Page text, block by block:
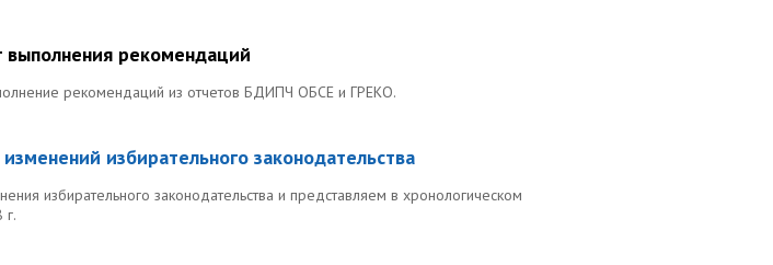
выполнения рекомендаций
рекомендаций из отчетов БДИПЧ ОБСЕ и ГРЕКО.
избирательного законодательства
избирательного законодательства и представляем в хронологическом
г.